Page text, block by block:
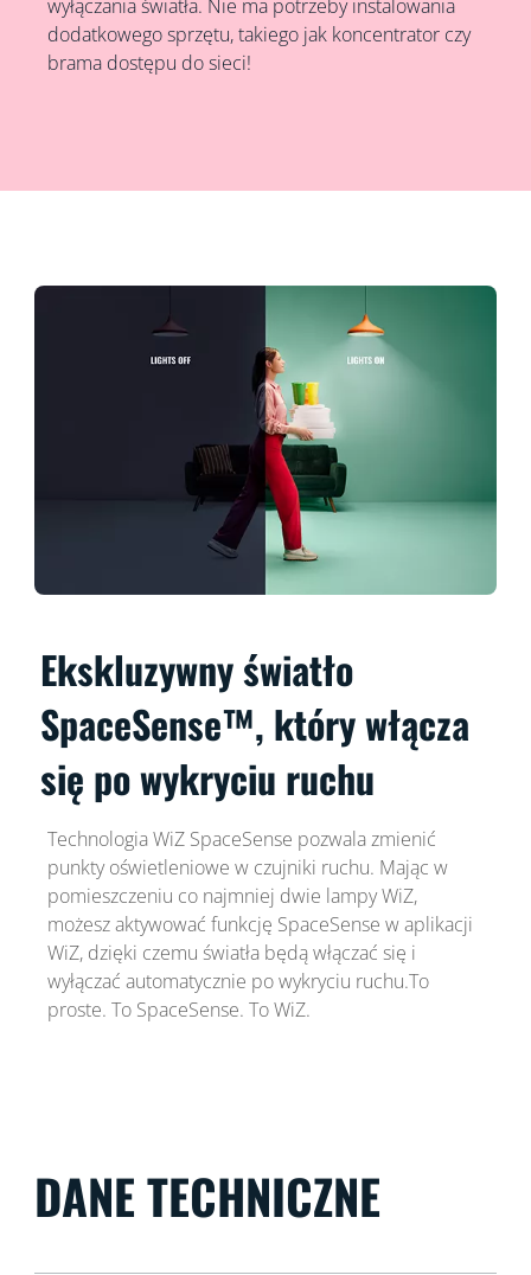
wyłączania światła. Nie ma potrzeby instalowania
dodatkowego sprzętu, takiego jak koncentrator czy
brama dostępu do sieci!
Ekskluzywny światło
SpaceSense™, który włącza
się po wykryciu ruchu
Technologia WiZ SpaceSense pozwala zmienić
punkty oświetleniowe w czujniki ruchu. Mając w
pomieszczeniu co najmniej dwie lampy WiZ,
możesz aktywować funkcję SpaceSense w aplikacji
WiZ, dzięki czemu światła będą włączać się i
wyłączać automatycznie po wykryciu ruchu.To
proste. To SpaceSense. To WiZ.
DANE TECHNICZNE